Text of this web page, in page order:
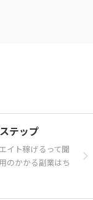
テップ
イト稼げるって聞
のかかる副業はち